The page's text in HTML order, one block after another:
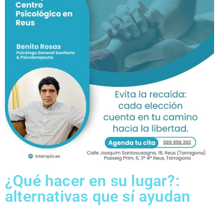
¿Qué hacer en su lugar?:
alternativas que sí ayudan